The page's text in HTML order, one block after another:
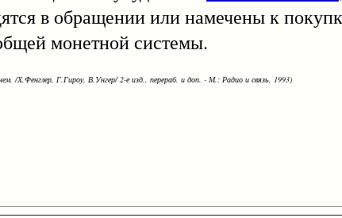
в обращении или намечены к
монетной системы.
/Х.Фенглер, Г.Гироу, В.Унгер/ 2-е изд., перераб. и доп. - М.: Радио и связь, 1993)